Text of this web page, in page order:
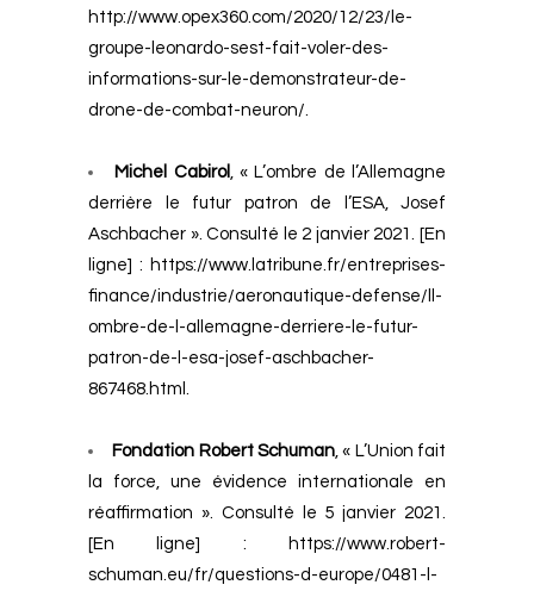
http://www.opex360.com/2020/12/23/le-
groupe-leonardo-sest-fait-voler-des-
informations-sur-le-demonstrateur-de-
drone-de-combat-neuron/.
Michel Cabirol, « L’ombre de l’Allemagne
derrière le futur patron de l’ESA, Josef
Aschbacher ». Consulté le 2 janvier 2021. [En
ligne] : https://www.latribune.fr/entreprises-
finance/industrie/aeronautique-defense/ll-
ombre-de-l-allemagne-derriere-le-futur-
patron-de-l-esa-josef-aschbacher-
867468.html .
Fondation Robert Schuman, « L’Union fait
la force, une évidence internationale en
réaffirmation ». Consulté le 5 janvier 2021.
[En ligne] :
https://www.robert-
schuman.eu/fr/questions-d-europe/0481-l-